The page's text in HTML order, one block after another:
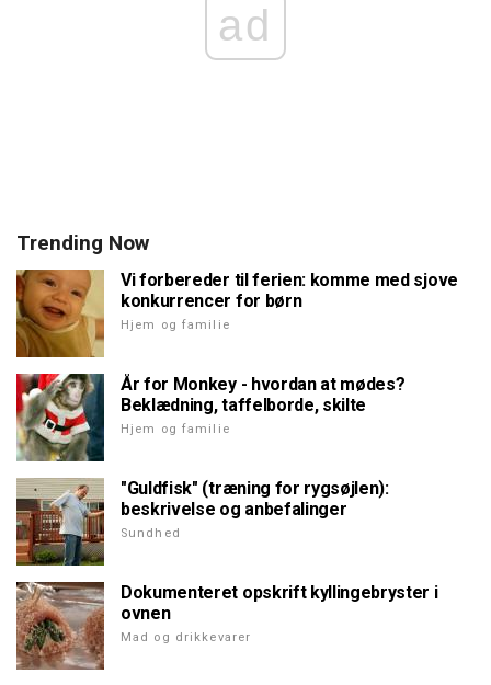
ad
Trending Now
Vi forbereder til ferien: komme med sjove
konkurrencer for børn
Hjem og familie
År for Monkey - hvordan at mødes?
Beklædning, taffelborde, skilte
Hjem og familie
"Guldfisk" (træning for rygsøjlen):
beskrivelse og anbefalinger
Sundhed
Dokumenteret opskrift kyllingebryster i
ovnen
Mad og drikkevarer